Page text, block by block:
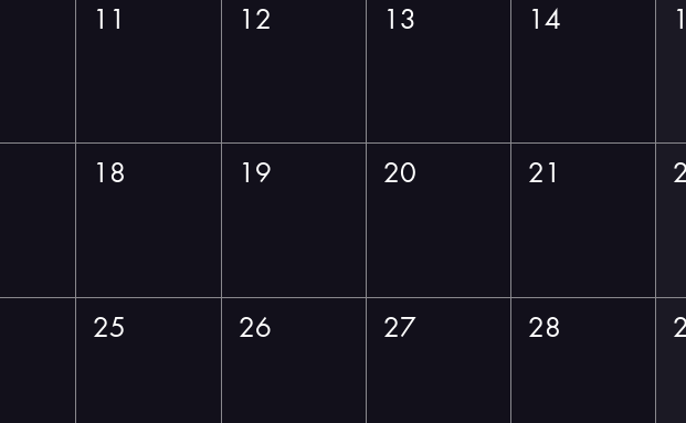
11 12 13 14
18 19 20 21
25 26 27 28